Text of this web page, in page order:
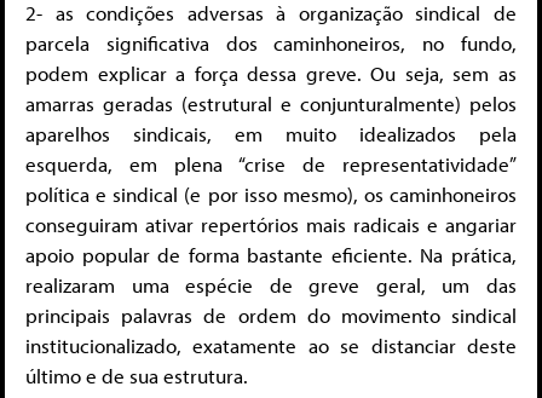
2- as condições adversas à organização sindical de
parcela significativa dos caminhoneiros, no fundo,
podem explicar a força dessa greve. Ou seja, sem as
amarras geradas (estrutural e conjunturalmente) pelos
aparelhos sindicais, em muito idealizados pela
esquerda, em plena “crise de representatividade”
política e sindical (e por isso mesmo), os caminhoneiros
conseguiram ativar repertórios mais radicais e angariar
apoio popular de forma bastante eficiente. Na prática,
realizaram uma espécie de greve geral, um das
principais palavras de ordem do movimento sindical
institucionalizado, exatamente ao se distanciar deste
último e de sua estrutura.